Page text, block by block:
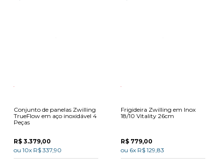
Conjunto de panelas Zwilling
TrueFlow em aço inoxidável 4
Peças
R$ 3.379,00
ou 10x R$ 337,90
Frigideira Zwilling em Inox
18/10 Vitality 26cm
R$ 779,00
ou 6x R$ 129,83